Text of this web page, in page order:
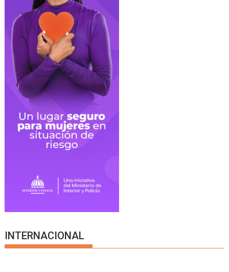
INTERNACIONAL